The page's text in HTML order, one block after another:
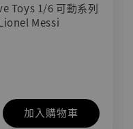
Toys 1/6 可動系列
Messi
加入購物車